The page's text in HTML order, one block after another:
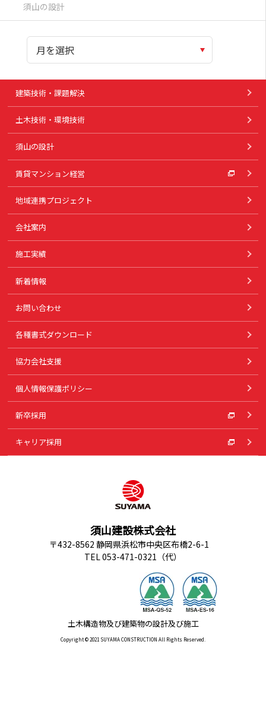
須山の設計
建築技術・課題解決
土木技術・環境技術
須山の設計
賃貸マンション経営
地域連携プロジェクト
会社案内
施工実績
新着情報
お問い合わせ
各種書式ダウンロード
協力会社支援
個人情報保護ポリシー
新卒採用
キャリア採用
須山建設株式会社
〒432-8562 静岡県浜松市中央区布橋2-6-1
TEL 053-471-0321（代）
土木構造物及び建築物の設計及び施工
Copyright © 2021 SUYAMA CONSTRUCTION All Rights Reserved.